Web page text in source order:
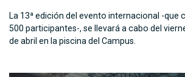
La 13ª edición del evento internacional -que
500 participantes-, se llevará a cabo del
de abril en la piscina del Campus.